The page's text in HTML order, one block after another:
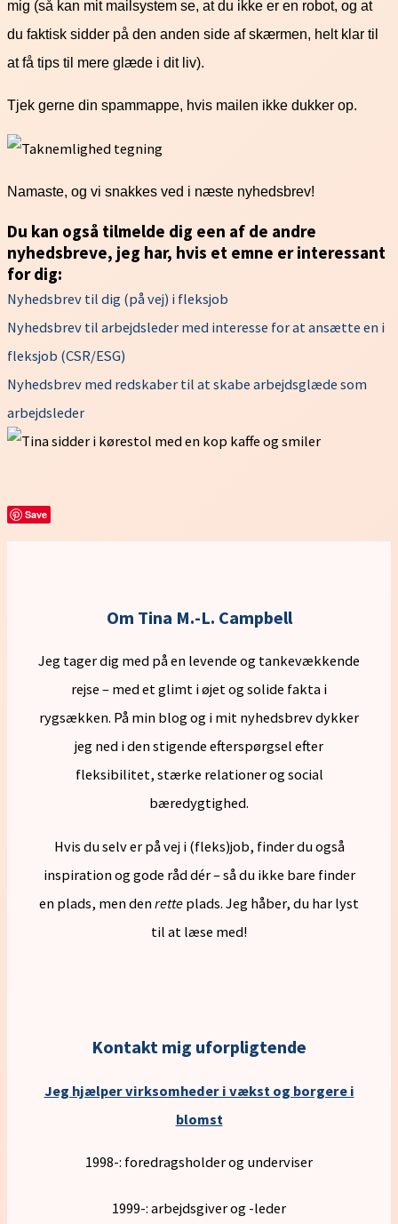
mig (så kan mit mailsystem se, at du ikke er en robot, og at
du faktisk sidder på den anden side af skærmen, helt klar til
at få tips til mere glæde i dit liv).
Tjek gerne din spammappe, hvis mailen ikke dukker op.
Namaste, og vi snakkes ved i næste nyhedsbrev!
Du kan også tilmelde dig een af de andre
nyhedsbreve, jeg har, hvis et emne er interessant
for dig:
Nyhedsbrev til dig (på vej) i fleksjob
Nyhedsbrev til arbejdsleder med interesse for at ansætte en i
fleksjob (CSR/ESG)
Nyhedsbrev med redskaber til at skabe arbejdsglæde som
arbejdsleder
Save
Om Tina M.-L. Campbell
Jeg tager dig med på en levende og tankevækkende
rejse – med et glimt i øjet og solide fakta i
rygsækken. På min blog og i mit nyhedsbrev dykker
jeg ned i den stigende efterspørgsel efter
fleksibilitet, stærke relationer og social
bæredygtighed.
Hvis du selv er på vej i (fleks)job, finder du også
inspiration og gode råd dér – så du ikke bare finder
en plads, men denrette plads. Jeg håber, du har lyst
til at læse med!
Kontakt mig uforpligtende
Jeg hjælper virksomheder i vækst og borgere i
blomst
1998-: foredragsholder og underviser
1999-: arbejdsgiver og -leder